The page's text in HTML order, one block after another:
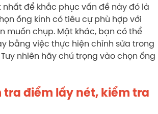
để khắc phục vấn đề này đó là
ống kính có tiêu cự phù hợp với
muốn chụp. Mặt khác, bạn có thể
bằng việc thực hiện chỉnh sửa trong
nhiên hãy chú trọng vào chọn ống
tra điểm lấy nét, kiểm tra